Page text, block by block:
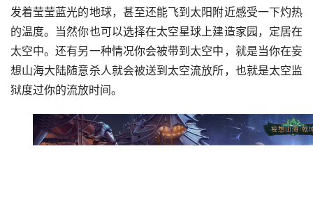
发着莹莹蓝光的地球，甚至还能飞到太阳附近感受一下灼热
的温度。当然你也可以选择在太空星球上建造家园，定居在
太空中。还有另一种情况你会被带到太空中，就是当你在妄
想山海大陆随意杀人就会被送到太空流放所，也就是太空监
狱度过你的流放时间。